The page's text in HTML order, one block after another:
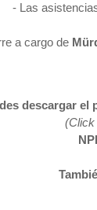
- Las
a cargo de
descargar el
(Click